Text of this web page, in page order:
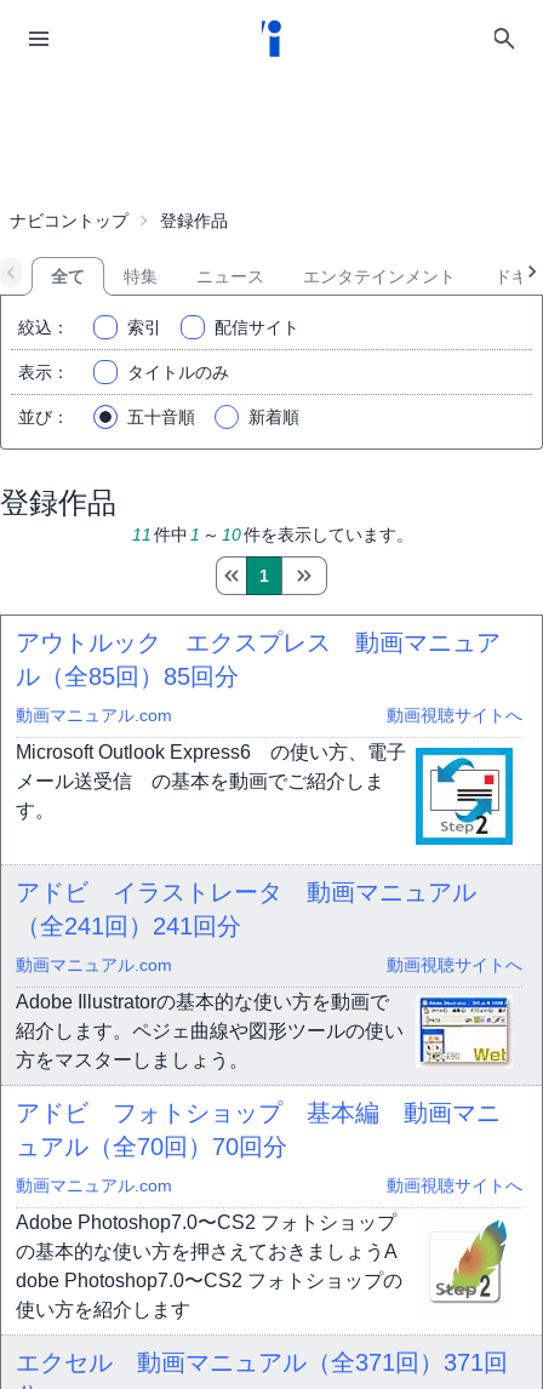
ナビコントップ 登録作品
全て 特集 ニュース エンタテインメント ドキ
絞込 ： 索引 配信サイト
表示 ： タイトルのみ
並び ： 五十音順 新着順
登録作品
11 件中 1 ～ 10件を表示しています。
1
アウトルック エクスプレス 動画マニュア
ル（全85回） 85回分
動画マニュアル.com 動画視聴サイトへ
Microsoft Outlook Express6 の使い方、電子
メール送受信 の基本を動画でご紹介しま
す。
アドビ イラストレータ 動画マニュアル
（全241回） 241回分
動画マニュアル.com 動画視聴サイトへ
Adobe Illustratorの基本的な使い方を動画で
紹介します。ペジェ曲線や図形ツールの使い
方をマスターしましょう。
アドビ フォトショップ 基本編 動画マニ
ュアル（全70回） 70回分
動画マニュアル.com 動画視聴サイトへ
Adobe Photoshop7.0〜CS2 フォトショップ
の基本的な使い方を押さえておきましょうA
dobe Photoshop7.0〜CS2 フォトショップの
使い方を紹介します
エクセル 動画マニュアル（全371回） 371回